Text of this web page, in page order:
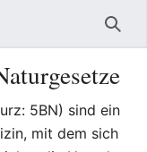
5BN) sind ein
mit dem sich